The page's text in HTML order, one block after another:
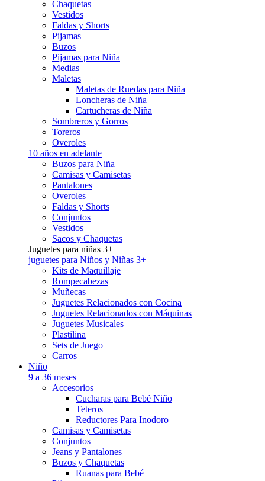
Chaquetas
Vestidos
Faldas y Shorts
Pijamas
Buzos
Pijamas para Niña
Medias
Maletas
Maletas de Ruedas para Niña
Loncheras de Niña
Cartucheras de Niña
Sombreros y Gorros
Toreros
Overoles
10 años en adelante
Buzos para Niña
Camisas y Camisetas
Pantalones
Overoles
Faldas y Shorts
Conjuntos
Vestidos
Sacos y Chaquetas
Juguetes para niñas 3+
juguetes para Niños y Niñas 3+
Kits de Maquillaje
Rompecabezas
Muñecas
Juguetes Relacionados con Cocina
Juguetes Relacionados con Máquinas
Juguetes Musicales
Plastilina
Sets de Juego
Carros
Niño
9 a 36 meses
Accesorios
Cucharas para Bebé Niño
Teteros
Reductores Para Inodoro
Camisas y Camisetas
Conjuntos
Jeans y Pantalones
Buzos y Chaquetas
Ruanas para Bebé